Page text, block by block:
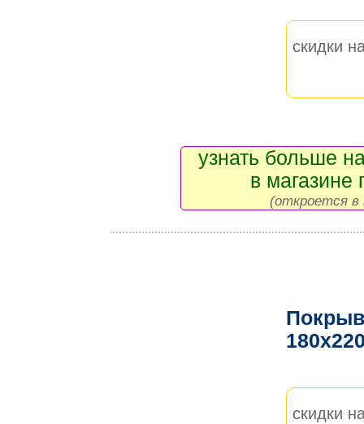
скидки
узнать больше
в магазине
(откроется в
скидки